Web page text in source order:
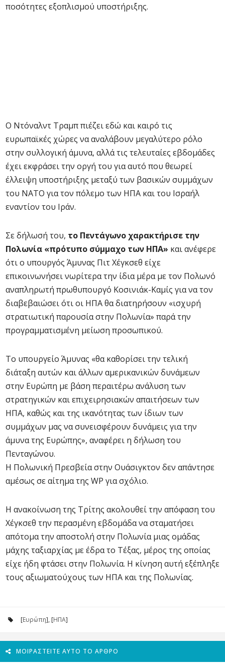
ποσότητες εξοπλισμού υποστήριξης.
Ο Ντόναλντ Τραμπ πιέζει εδώ και καιρό τις
ευρωπαϊκές χώρες να αναλάβουν μεγαλύτερο ρόλο
στην συλλογική άμυνα, αλλά τις τελευταίες εβδομάδες
έχει εκφράσει την οργή του για αυτό που θεωρεί
έλλειψη υποστήριξης μεταξύ των βασικών συμμάχων
του ΝΑΤΟ για τον πόλεμο των ΗΠΑ και του Ισραήλ
εναντίον του Ιράν.
Σε δήλωσή του, το Πεντάγωνο χαρακτήρισε την
Πολωνία «πρότυπο σύμμαχο των ΗΠΑ» και ανέφερε
ότι ο υπουργός Άμυνας Πιτ Χέγκσεθ είχε
επικοινωνήσει νωρίτερα την ίδια μέρα με τον Πολωνό
αναπληρωτή πρωθυπουργό Κοσινιάκ-Καμίς για να τον
διαβεβαιώσει ότι οι ΗΠΑ θα διατηρήσουν «ισχυρή
στρατιωτική παρουσία στην Πολωνία» παρά την
προγραμματισμένη μείωση προσωπικού.
Το υπουργείο Άμυνας «θα καθορίσει την τελική
διάταξη αυτών και άλλων αμερικανικών δυνάμεων
στην Ευρώπη με βάση περαιτέρω ανάλυση των
στρατηγικών και επιχειρησιακών απαιτήσεων των
ΗΠΑ, καθώς και της ικανότητας των ίδιων των
συμμάχων μας να συνεισφέρουν δυνάμεις για την
άμυνα της Ευρώπης», αναφέρει η δήλωση του
Πενταγώνου.
Η Πολωνική Πρεσβεία στην Ουάσιγκτον δεν απάντησε
αμέσως σε αίτημα της WP για σχόλιο.
Η ανακοίνωση της Τρίτης ακολουθεί την απόφαση του
Χέγκσεθ την περασμένη εβδομάδα να σταματήσει
απότομα την αποστολή στην Πολωνία μιας ομάδας
μάχης ταξιαρχίας με έδρα το Τέξας, μέρος της οποίας
είχε ήδη φτάσει στην Πολωνία. Η κίνηση αυτή εξέπληξε
τους αξιωματούχους των ΗΠΑ και της Πολωνίας.
[Ευρώπη], [ΗΠΑ]
ΜΟΙΡΑΣΤΕΊΤΕ ΑΥΤΌ ΤΟ ΆΡΘΡΟ